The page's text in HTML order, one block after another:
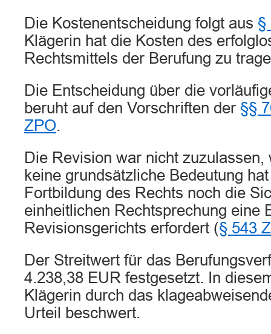
Die Kostenentscheidung folgt aus §
Klägerin hat die Kosten des
Rechtsmittels der Berufung zu
Die Entscheidung über die
beruht auf den Vorschriften der §§
ZPO.
Die Revision war nicht
keine grundsätzliche Bedeutung
Fortbildung des Rechts noch die
einheitlichen Rechtsprechung eine
Revisionsgerichts erfordert (§ 543
Der Streitwert für das
4.238,38 EUR festgesetzt. In
Klägerin durch das
Urteil beschwert.